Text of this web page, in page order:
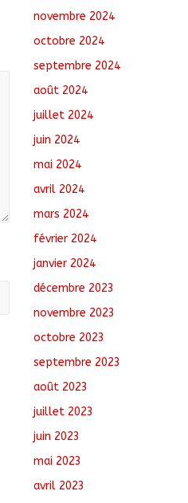
novembre 2024
octobre 2024
septembre 2024
août 2024
juillet 2024
juin 2024
mai 2024
avril 2024
mars 2024
février 2024
janvier 2024
décembre 2023
novembre 2023
octobre 2023
septembre 2023
août 2023
juillet 2023
juin 2023
mai 2023
avril 2023